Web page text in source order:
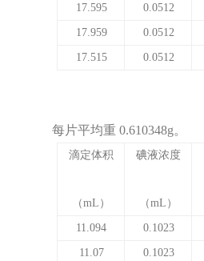
17.595 0.0512
17.959 0.0512
17.515 0.0512
每片平均重0.610348g。
滴定体积
（mL ）
碘液浓度
（mL ）
11.094 0.1023
11.07 0.1023